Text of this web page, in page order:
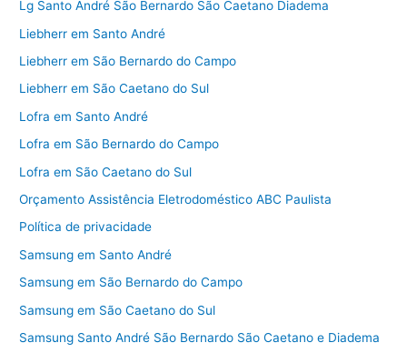
Lg Santo André São Bernardo São Caetano Diadema
Liebherr em Santo André
Liebherr em São Bernardo do Campo
Liebherr em São Caetano do Sul
Lofra em Santo André
Lofra em São Bernardo do Campo
Lofra em São Caetano do Sul
Orçamento Assistência Eletrodoméstico ABC Paulista
Política de privacidade
Samsung em Santo André
Samsung em São Bernardo do Campo
Samsung em São Caetano do Sul
Samsung Santo André São Bernardo São Caetano e Diadema